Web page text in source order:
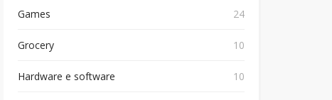
Games 24
Grocery 10
Hardware e software 10